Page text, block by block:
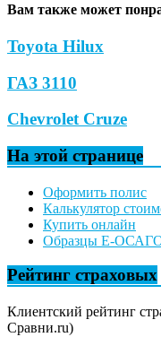
Вам также может
Toyota Hilux
ГАЗ 3110
Chevrolet Cruze
На этой странице
Оформить полис
Калькулятор
Купить онлайн
Образцы Е-
Рейтинг страховых
Клиентский рейтинг
Сравни.ru)